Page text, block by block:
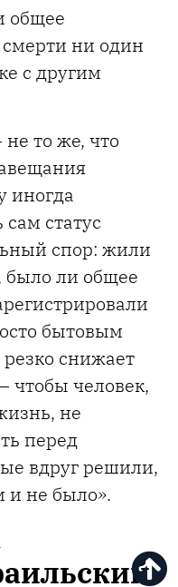
общее
ни один
с другим
то же, что
иногда
статус
спор: жили
было ли общее
бытовым
снижает
чтобы человек,
не
перед
вдруг решили,
и не было».